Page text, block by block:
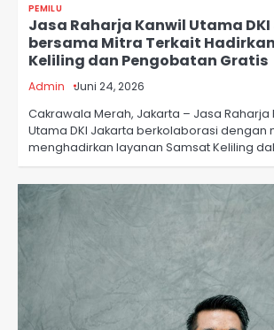
PEMILU
Jasa Raharja Kanwil Utama
bersama Mitra Terkait
Keliling dan Pengobatan Gratis
Admin Juni 24, 2026
Cakrawala Merah, Jakarta – Jasa Raharja
Utama DKI Jakarta berkolaborasi dengan
menghadirkan layanan Samsat Keliling